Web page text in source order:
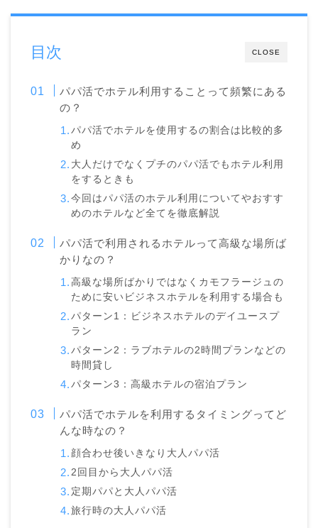
CLOSE
目次
パパ活でホテル利用することって頻繁にある
の？
パパ活でホテルを使用するの割合は比較的多
め
大人だけでなくプチのパパ活でもホテル利用
をするときも
今回はパパ活のホテル利用についてやおすす
めのホテルなど全てを徹底解説
パパ活で利用されるホテルって高級な場所ば
かりなの？
高級な場所ばかりではなくカモフラージュの
ために安いビジネスホテルを利用する場合も
パターン1：ビジネスホテルのデイユースプ
ラン
パターン2：ラブホテルの2時間プランなどの
時間貸し
パターン3：高級ホテルの宿泊プラン
パパ活でホテルを利用するタイミングってど
んな時なの？
顔合わせ後いきなり大人パパ活
2回目から大人パパ活
定期パパと大人パパ活
旅行時の大人パパ活